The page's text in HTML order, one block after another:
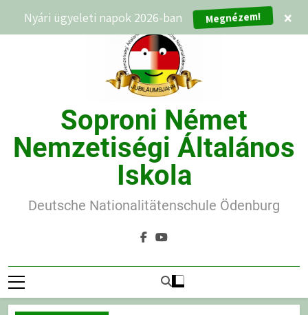
Soproni Német
Nemzetiségi Általános
Iskola
Deutsche Nationalitätenschule Ödenburg
Nyári ügyeleti napok 2026-ban Megnézem! ×